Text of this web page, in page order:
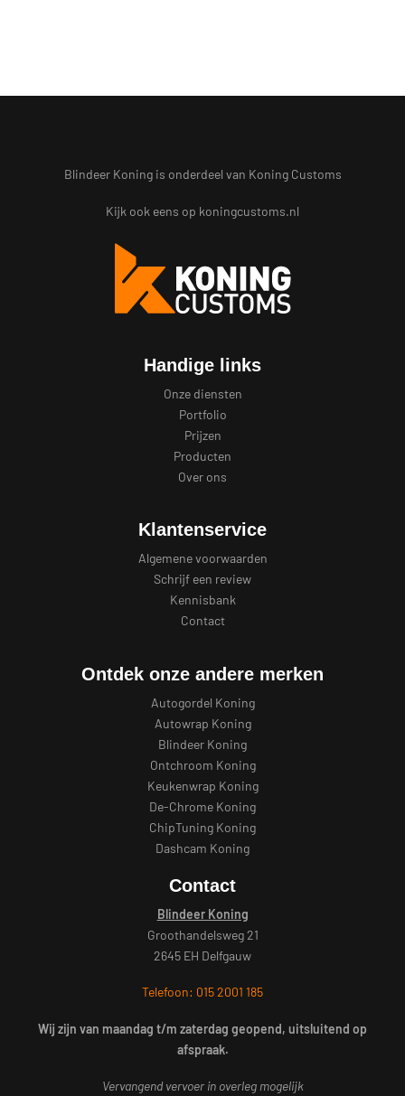
Blindeer Koning is onderdeel van Koning Customs
Kijk ook eens op koningcustoms.nl
Handige links
Onze diensten
Portfolio
Prijzen
Producten
Over ons
Klantenservice
Algemene voorwaarden
Schrijf een review
Kennisbank
Contact
Ontdek onze andere merken
Autogordel Koning
Autowrap Koning
Blindeer Koning
Ontchroom Koning
Keukenwrap Koning
De-Chrome Koning
ChipTuning Koning
Dashcam Koning
Contact
Blindeer Koning
Groothandelsweg 21
2645 EH Delfgauw
Telefoon: 015 2001 185
Wij zijn van maandag t/m zaterdag geopend, uitsluitend op
afspraak.
Vervangend vervoer in overleg mogelijk